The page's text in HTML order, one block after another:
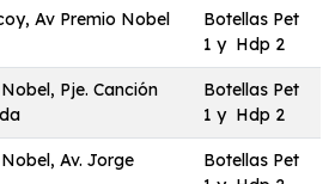
Av Premio Nobel
Botellas Pet
1 y Hdp 2
Pje. Canción
Botellas Pet
1 y Hdp 2
Av. Jorge
Botellas Pet